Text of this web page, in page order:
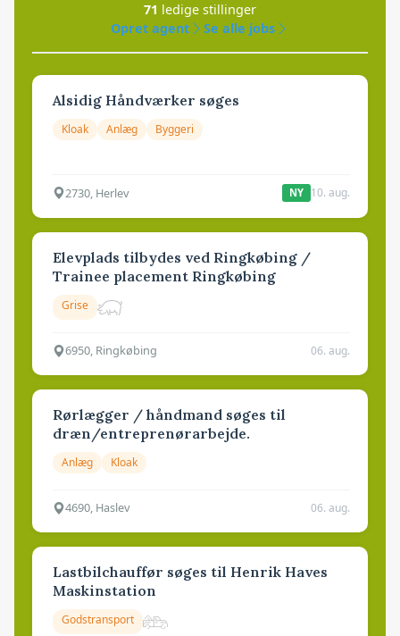
71 ledige stillinger
Opret agent
Se alle jobs
Alsidig Håndværker søges
Kloak Anlæg Byggeri
2730, Herlev NY 10. aug.
Elevplads tilbydes ved Ringkøbing /
Trainee placement Ringkøbing
Grise
6950, Ringkøbing 06. aug.
Rørlægger / håndmand søges til
dræn/entreprenørarbejde.
Anlæg Kloak
4690, Haslev 06. aug.
Lastbilchauffør søges til Henrik Haves
Maskinstation
Godstransport